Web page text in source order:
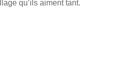
qu’ils aiment tant.